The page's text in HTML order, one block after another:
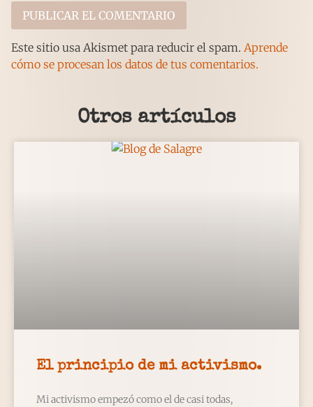
Este sitio usa Akismet para reducir el spam. Aprende
cómo se procesan los datos de tus comentarios.
Otros artículos
El principio de mi activismo.
Mi activismo empezó como el de casi todas,